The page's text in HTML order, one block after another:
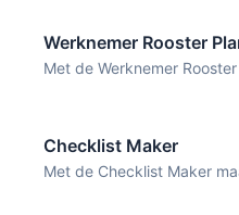
Werknemer Rooster
Met de Werknemer
Checklist Maker
Met de Checklist Maker